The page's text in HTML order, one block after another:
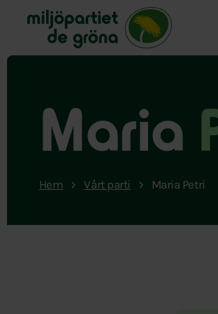
Miljöpartiet de gröna, startsida
Maria
Hem Vårt parti Maria Petri